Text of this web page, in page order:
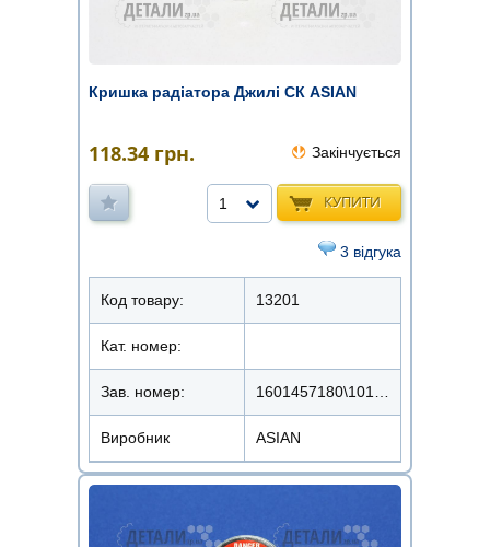
Кришка радіатора Джилі СК ASIAN
118.34 грн. Закінчується
КУПИТИ
1
3 відгука
Код товару: 13201
Кат. номер:
Зав. номер:
Виробник ASIAN